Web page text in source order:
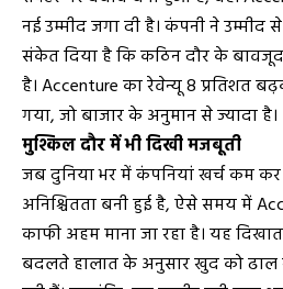
नई उम्मीद जगा दी है। कंपनी ने उम्मीद
संकेत दिया है कि कठिन दौर के बावजूद
है। Accenture का रेवेन्यू 8 प्रतिशत
गया, जो बाजार के अनुमान से ज्यादा है।
मुश्किल दौर में भी दिखी मजबूती
जब दुनिया भर में कंपनियां खर्च कम
अनिश्चितता बनी हुई है, ऐसे समय में
काफी अहम माना जा रहा है। यह
बदलते हालात के अनुसार खुद को